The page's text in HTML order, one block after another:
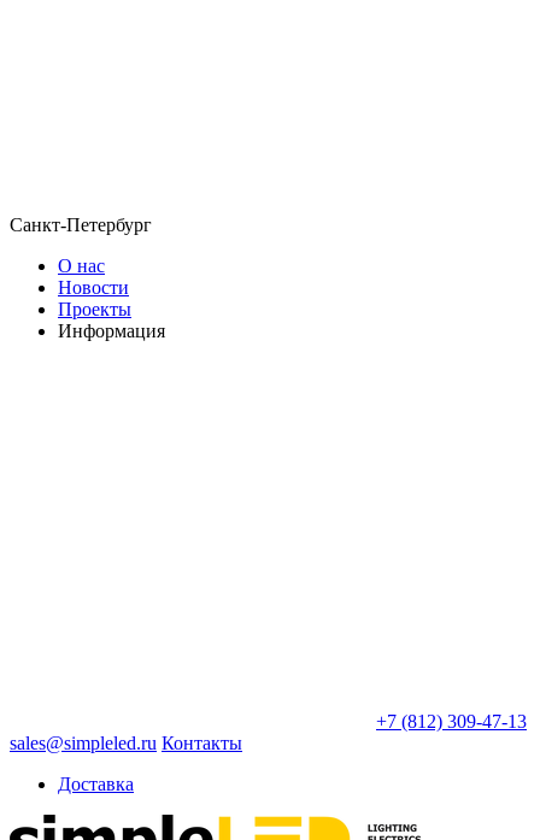
Санкт-Петербург
О нас
Новости
Проекты
Информация
+7 (812) 309-47-13
sales@simpleled.ru Контакты
Доставка